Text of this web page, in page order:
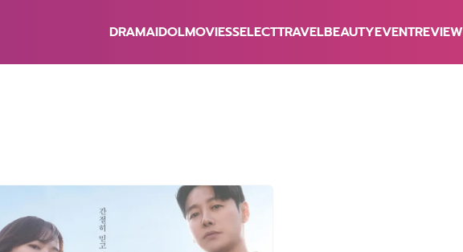
DRAMAIDOLMOVIESSELECTTRAVELBEAUTYEVENTREVIEW